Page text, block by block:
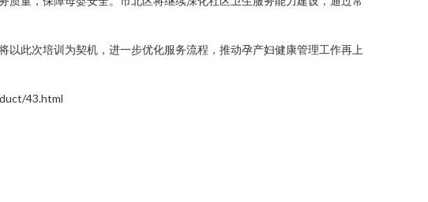
此次培训为契机，进一步优化服务流程，推动孕产妇健康管理工作再上
43.html